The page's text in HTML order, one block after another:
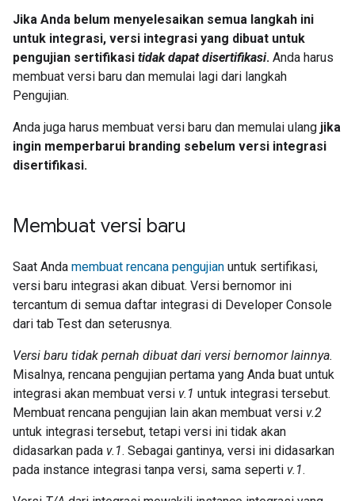
Jika Anda belum menyelesaikan semua langkah ini
untuk integrasi, versi integrasi yang dibuat untuk
pengujian sertifikasi tidak dapat disertifikasi. Anda harus
membuat versi baru dan memulai lagi dari langkah
Pengujian.
Anda juga harus membuat versi baru dan memulai ulang jika
ingin memperbarui branding sebelum versi integrasi
disertifikasi.
Membuat versi baru
Saat Anda membuat rencana pengujian untuk sertifikasi,
versi baru integrasi akan dibuat. Versi bernomor ini
tercantum di semua daftar integrasi di Developer Console
dari tab Test dan seterusnya.
Versi baru tidak pernah dibuat dari versi bernomor lainnya.
Misalnya, rencana pengujian pertama yang Anda buat untuk
integrasi akan membuat versi v.1 untuk integrasi tersebut.
Membuat rencana pengujian lain akan membuat versi v.2
untuk integrasi tersebut, tetapi versi ini tidak akan
didasarkan pada v.1. Sebagai gantinya, versi ini didasarkan
pada instance integrasi tanpa versi, sama seperti v.1.